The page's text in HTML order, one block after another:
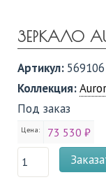
ЗЕРКАЛО
Артикул: 569106
Коллекция:
Под заказ
Цена: 73 530 ₽